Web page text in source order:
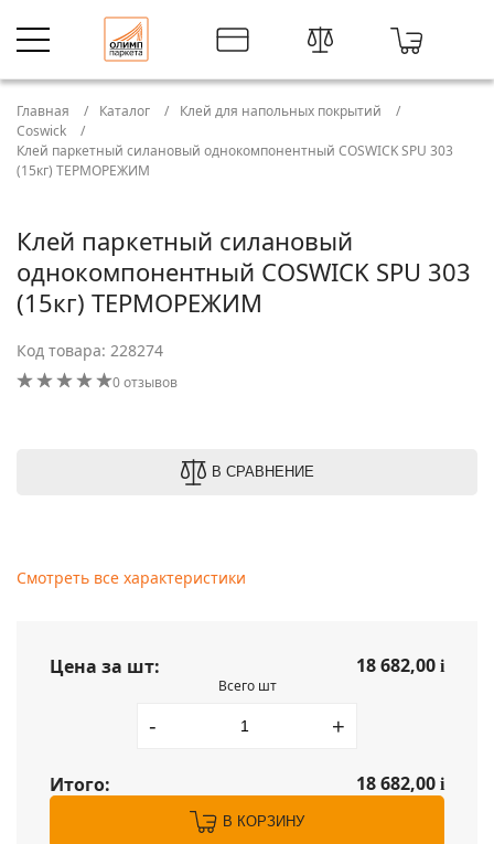
Главная Каталог
Клей для напольных покрытий
Coswick
Клей паркетный силановый однокомпонентный COSWICK SPU 303
(15кг) ТЕРМОРЕЖИМ
Клей паркетный силановый
однокомпонентный COSWICK SPU 303
(15кг) ТЕРМОРЕЖИМ
Код товара: 228274
0 отзывов
В СРАВНЕНИЕ
Смотреть все характеристики
Цена за шт: 18 682,00 i
Всего шт
- +
Итого: 18 682,00 i
В КОРЗИНУ